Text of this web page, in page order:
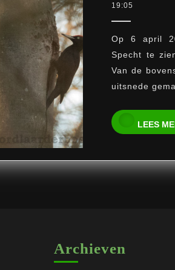
19:05
Op 6 april
Specht te
Van de
uitsnede
LEES
Archieven